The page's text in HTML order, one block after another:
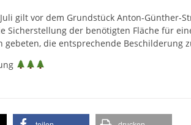
gilt vor dem Grundstück Anton-Günther-
Sicherstellung der benötigten Fläche für
gebeten, die entsprechende Beschilderung